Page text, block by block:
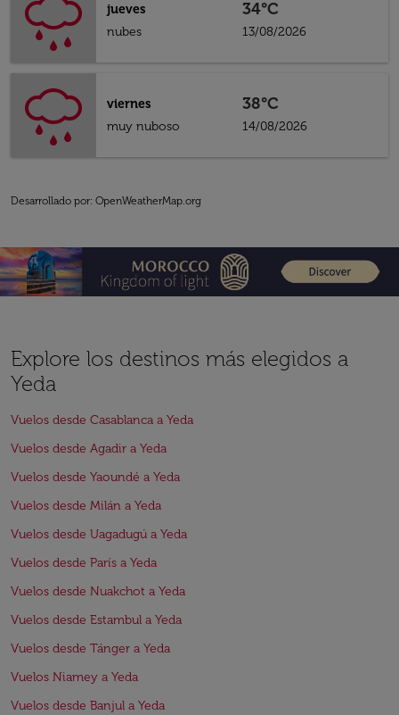
jueves
nubes
34°C
13/08/2026
viernes
muy nuboso
38°C
14/08/2026
Desarrollado por: OpenWeatherMap.org
Explore los destinos más elegidos a
Yeda
Vuelos desde Casablanca a Yeda
Vuelos desde Agadir a Yeda
Vuelos desde Yaoundé a Yeda
Vuelos desde Milán a Yeda
Vuelos desde Uagadugú a Yeda
Vuelos desde París a Yeda
Vuelos desde Nuakchot a Yeda
Vuelos desde Estambul a Yeda
Vuelos desde Tánger a Yeda
Vuelos Niamey a Yeda
Vuelos desde Banjul a Yeda